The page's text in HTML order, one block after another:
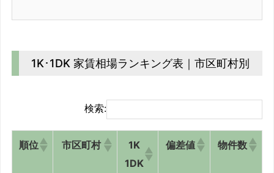
1K･1DK 家賃相場ランキング表｜市区町村別
検索:
順位 市区町村
1K
1DK
偏差値 物件数